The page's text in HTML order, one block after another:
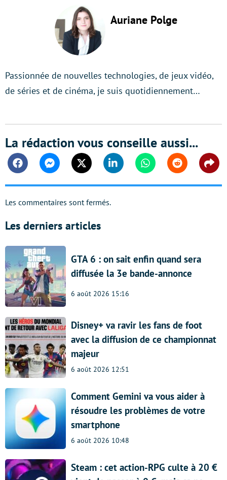
Auriane Polge
Passionnée de nouvelles technologies, de jeux vidéo,
de séries et de cinéma, je suis quotidiennement…
La rédaction vous conseille aussi...
FacebookMessengerTwitter Linkedin WhatsappReddit
Les commentaires sont fermés.
Les derniers articles
GTA 6 : on sait enfin quand sera
diffusée la 3e bande-annonce
6 août 2026 15:16
Disney+ va ravir les fans de foot
avec la diffusion de ce championnat
majeur
6 août 2026 12:51
Comment Gemini va vous aider à
résoudre les problèmes de votre
smartphone
6 août 2026 10:48
Steam : cet action-RPG culte à 20 €